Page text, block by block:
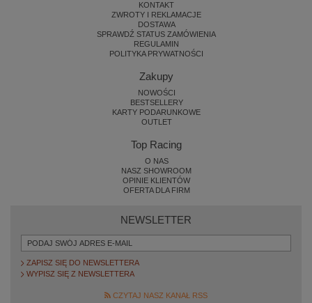
KONTAKT
ZWROTY I REKLAMACJE
DOSTAWA
SPRAWDŹ STATUS ZAMÓWIENIA
REGULAMIN
POLITYKA PRYWATNOŚCI
Zakupy
NOWOŚCI
BESTSELLERY
KARTY PODARUNKOWE
OUTLET
Top Racing
O NAS
NASZ SHOWROOM
OPINIE KLIENTÓW
OFERTA DLA FIRM
NEWSLETTER
ZAPISZ SIĘ DO NEWSLETTERA
WYPISZ SIĘ Z NEWSLETTERA
CZYTAJ NASZ KANAŁ RSS